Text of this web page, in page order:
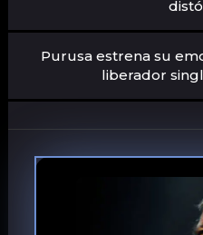
Purusa estrena su
liberador